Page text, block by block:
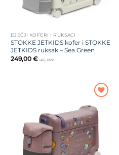
DJEČJI KOFERI I RUKSACI
STOKKE JETKIDS kofer i STOKKE
JETKIDS ruksak – Sea Green
249,00 € uklj. PDV
na listu
želja